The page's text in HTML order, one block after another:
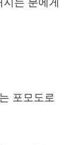
포모도로